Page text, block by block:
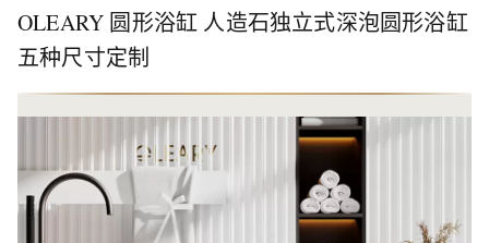
OLEARY 圆形浴缸 人造石独立式深泡圆形浴缸
五种尺寸定制